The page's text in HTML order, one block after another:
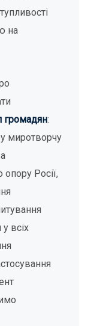
на
громадян:
миротворчу
Росії,
всіх